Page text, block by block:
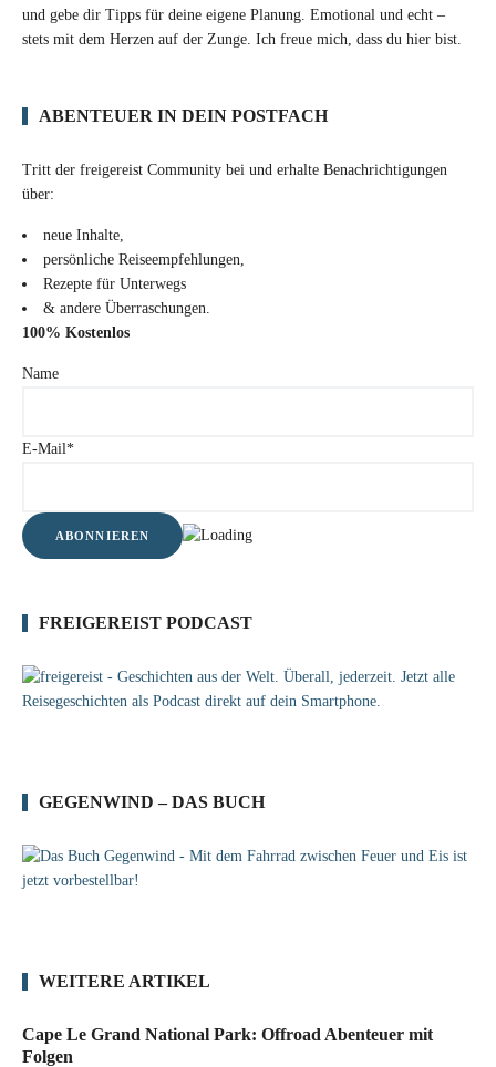
und gebe dir Tipps für deine eigene Planung. Emotional und echt –
stets mit dem Herzen auf der Zunge. Ich freue mich, dass du hier bist.
ABENTEUER IN DEIN POSTFACH
Tritt der freigereist Community bei und erhalte Benachrichtigungen
über:
neue Inhalte,
persönliche Reiseempfehlungen,
Rezepte für Unterwegs
& andere Überraschungen.
100% Kostenlos
Name
E-Mail*
FREIGEREIST PODCAST
GEGENWIND – DAS BUCH
WEITERE ARTIKEL
Cape Le Grand National Park: Offroad Abenteuer mit
Folgen